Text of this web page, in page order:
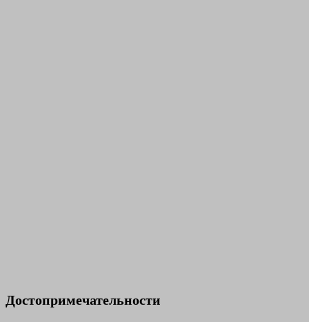
Достопримечательности